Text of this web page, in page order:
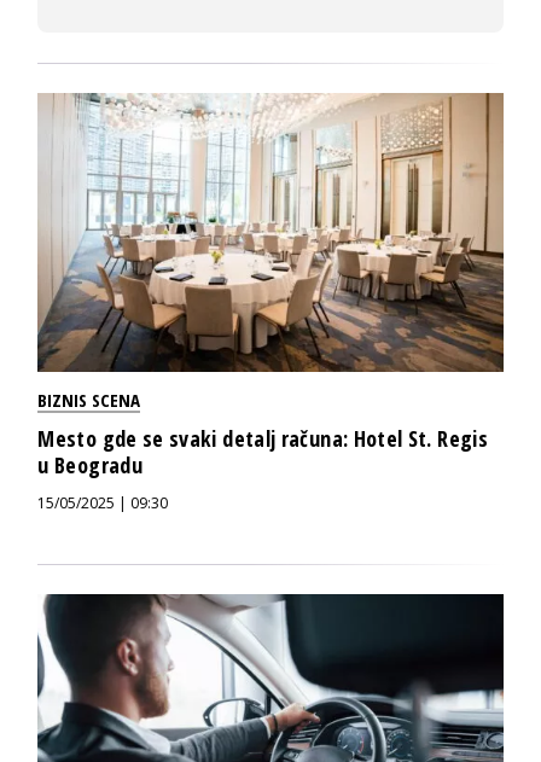
BIZNIS SCENA
Mesto gde se svaki detalj računa: Hotel St. Regis
u Beogradu
15/05/2025 | 09:30